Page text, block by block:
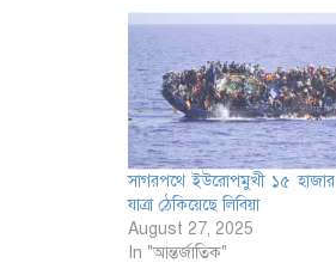
সাগরপথে ইউরোপমুখী ১৫
যাত্রা ঠেকিয়েছে লিবিয়া
August 27, 2025
In "আন্তর্জাতিক"